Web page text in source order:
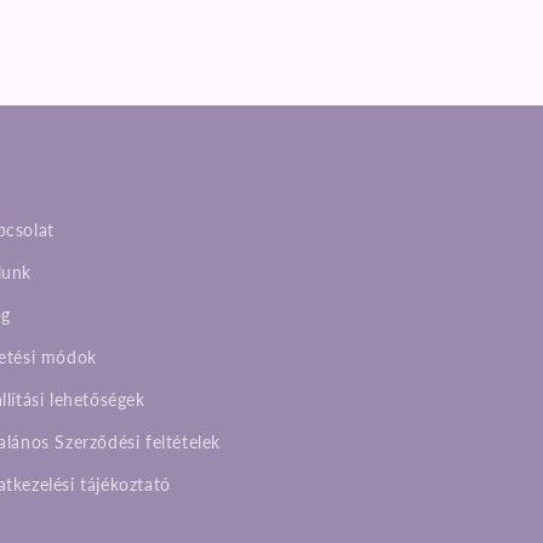
módok
lehetőségek
Szerződési feltételek
tájékoztató